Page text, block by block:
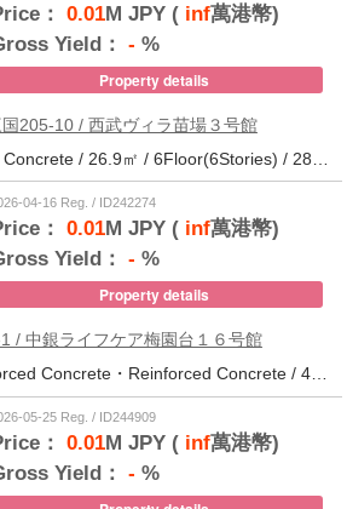
： 0.01M JPY (inf萬港幣)
Yield： - %
Property details
205-10 / 西武ヴィラ苗場３号館
04-16 Reg. / ID242274
： 0.01M JPY (inf萬港幣)
Yield： - %
Property details
/ 中銀ライフケア梅園台１６号館
Built 43 yrs / Steel reinforced Concrete・Reinforced Concrete / 44.37㎡ / 5Floor(14Stories) / 294Units / Distance from the station.25
05-25 Reg. / ID244909
： 0.01M JPY (inf萬港幣)
Yield： - %